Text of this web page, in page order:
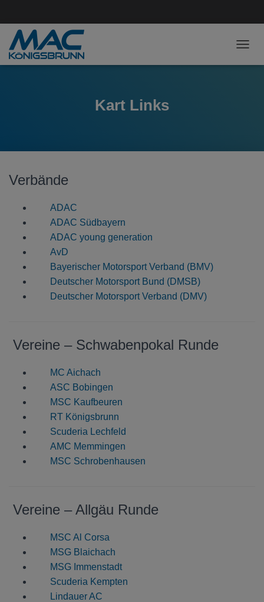
Kart Links
Verbände
ADAC
ADAC Südbayern
ADAC young generation
AvD
Bayerischer Motorsport Verband (BMV)
Deutscher Motorsport Bund (DMSB)
Deutscher Motorsport Verband (DMV)
Vereine – Schwabenpokal Runde
MC Aichach
ASC Bobingen
MSC Kaufbeuren
RT Königsbrunn
Scuderia Lechfeld
AMC Memmingen
MSC Schrobenhausen
Vereine – Allgäu Runde
MSC Al Corsa
MSG Blaichach
MSG Immenstadt
Scuderia Kempten
Lindauer AC